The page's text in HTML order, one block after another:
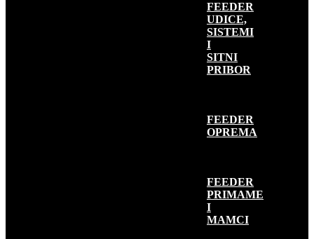
FEEDER
UDICE,
SISTEMI
I
SITNI
PRIBOR
FEEDER
OPREMA
FEEDER
PRIMAME
I
MAMCI